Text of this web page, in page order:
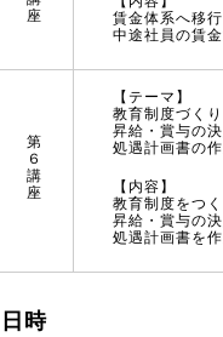
座
賃金体系へ移
中途社員の賃
第
６
講
座
【テーマ】
教育制度づくり
昇給・賞与の
処遇計画書の
【内容】
教育制度をつく
昇給・賞与の
処遇計画書を
日時